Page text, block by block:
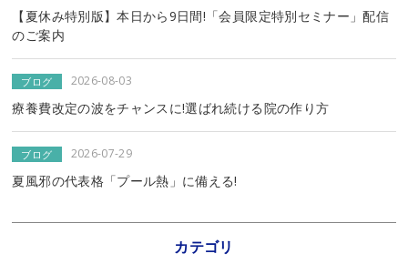
【夏休み特別版】本日から9日間!「会員限定特別セミナー」配信
のご案内
ブログ 2026-08-03
療養費改定の波をチャンスに!選ばれ続ける院の作り方
ブログ 2026-07-29
夏風邪の代表格「プール熱」に備える!
カテゴリ